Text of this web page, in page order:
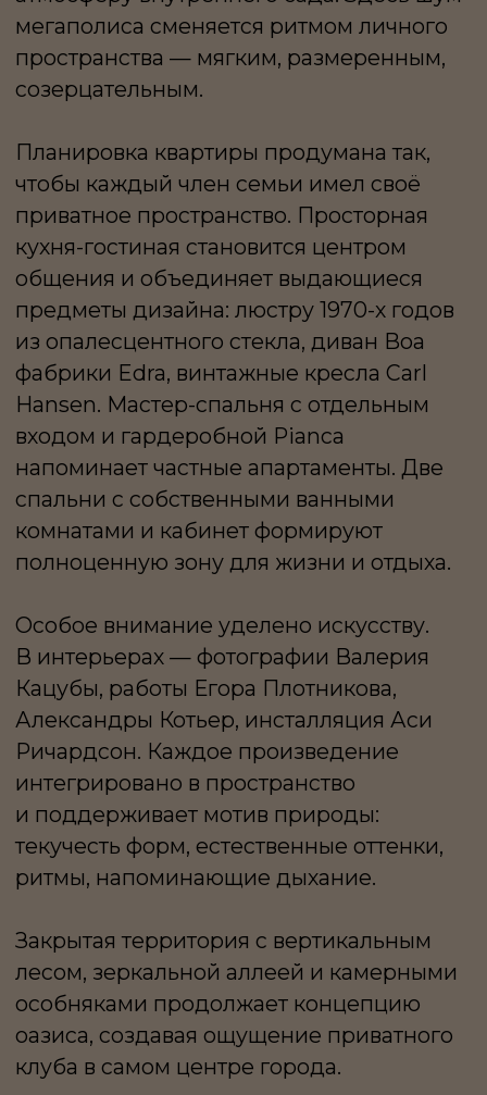
комнатами и кабинет формируют
полноценную зону для жизни и отдыха.
Особое внимание уделено искусству.
Кацубы, работы Егора Плотникова,
Александры Котьер, инсталляция Аси
Ричардсон. Каждое произведение
интегрировано в пространство
и поддерживает мотив природы:
текучесть форм, естественные оттенки,
ритмы, напоминающие дыхание.
лесом, зеркальной аллеей и камерными
особняками продолжает концепцию
оазиса, создавая ощущение приватного
клуба в самом центре города.
БОЛЬШАЯ ДМИТРОВКА IX —
ЗДЕСЬ ПРИРОДА
И ИСКУССТВО НЕ ДЕКОР,
А САМА ТКАНЬ